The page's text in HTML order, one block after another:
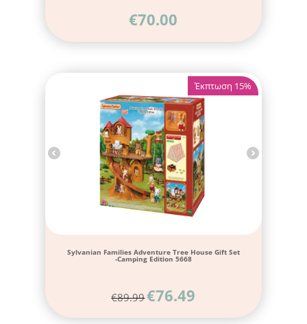
€70.00
Έκπτωση 15%
Sylvanian Families Adventure Tree House Gift Set
-Camping Edition 5668
€89.99€76.49